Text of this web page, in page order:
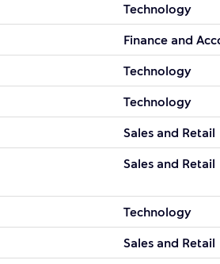
Technology
Finance and
Technology
Technology
Sales and Retail
Sales and Retail
Technology
Sales and Retail